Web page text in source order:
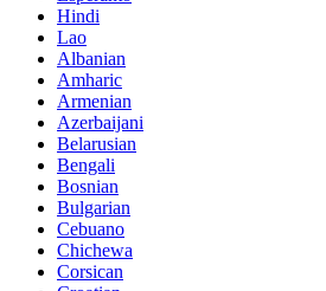
Hindi
Lao
Albanian
Amharic
Armenian
Azerbaijani
Belarusian
Bengali
Bosnian
Bulgarian
Cebuano
Chichewa
Corsican